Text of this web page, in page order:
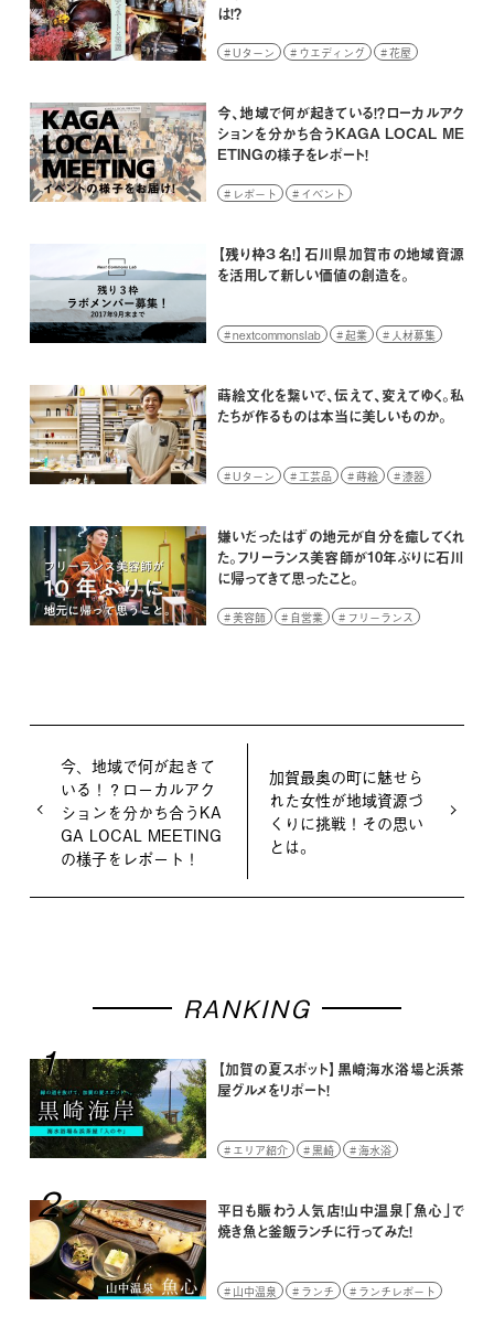
は！？
Uターン ウエディング
花屋
今、地域で何が起きている！？ローカルアク
ションを分かち合うKAGA LOCAL ME
ETINGの様子をレポート！
レポート イベント
【残り枠３名！】石川県加賀市の地域資源
を活用して新しい価値の創造を。
nextcommonslab 起業
人材募集
蒔絵文化を繋いで、伝えて、変えてゆく。私
たちが作るものは本当に美しいものか。
Uターン 工芸品 蒔絵
漆器
嫌いだったはずの地元が自分を癒してくれ
た。フリーランス美容師が10年ぶりに石川
に帰ってきて思ったこと。
美容師 自営業 フリーランス
今、地域で何が起きて
いる！？ローカルアク
ションを分かち合うKA
GA LOCAL MEETING
の様子をレポート！
加賀最奥の町に魅せら
れた女性が地域資源づ
くりに挑戦！その思い
とは。
RANKING
【加賀の夏スポット】黒崎海水浴場と浜茶
屋グルメをリポート！
1
エリア紹介 黒崎 海水浴
平日も賑わう人気店！山中温泉「魚心」で
焼き魚と釜飯ランチに行ってみた！
2
山中温泉 ランチ ランチレポート